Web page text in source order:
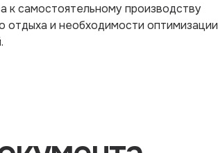
к самостоятельному производству
отдыха и необходимости оптимизации